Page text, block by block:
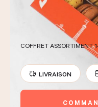
COFFRET ASSORTIMENT
LIVRAISON